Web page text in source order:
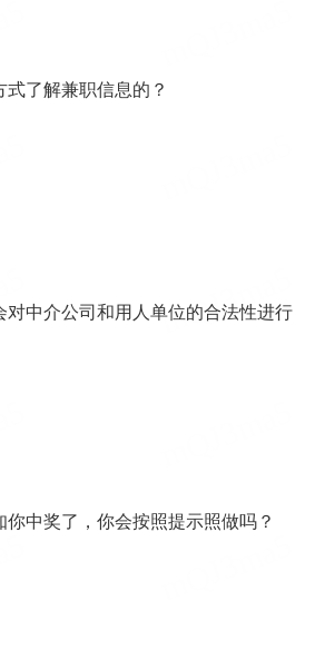
了解兼职信息的？
对中介公司和用人单位的合法性进行
中奖了，你会按照提示照做吗？